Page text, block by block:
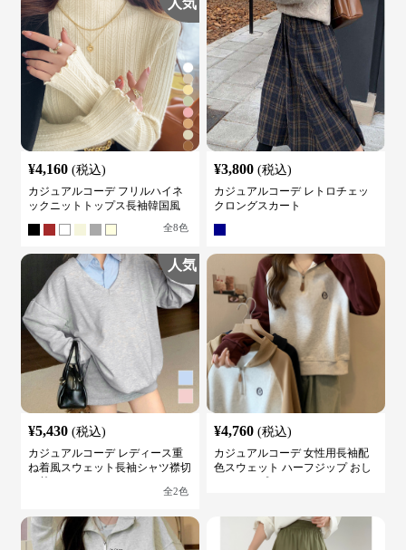
人気
¥4,160 (税込)
カジュアルコーデ フリルハイネ
ックニットトップス長袖韓国風
全8色
¥3,800 (税込)
カジュアルコーデ レトロチェッ
クロングスカート
人気
¥5,430 (税込)
カジュアルコーデ レディース重
ね着風スウェット長袖シャツ襟切
全2色
¥4,760 (税込)
カジュアルコーデ 女性用長袖配
色スウェット ハーフジップ おし